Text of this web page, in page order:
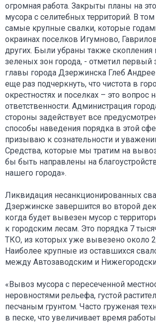
огромная работа. Закрыты планы на
мусора с селитебных территорий. В
самые крупные свалки, которые
окраинах поселков Игумново,
других. Были убраны также скопления
зеленых зон города, - отметил первый
главы города Дзержинска Глеб
еще раз подчеркнуть, что чистота в
окрестностях и поселках – это
ответственности. Администрация
стороны задействует все
способы наведения порядка в этой
призываю к сознательности и
Средства, которые мы тратим на
бы быть направлены на
нашего города».
Ликвидация несанкционированных
Дзержинске завершится во второй
когда будет вывезен мусор с
к городским лесам. Это порядка 7
ТКО, из которых уже вывезено около
Наиболее крупные из оставшихся
между Автозаводским и
«Вывоз мусора с пересеченной
неровностями рельефа, густой
песчаным грунтом. Часто груженая
в песке, что увеличивает время